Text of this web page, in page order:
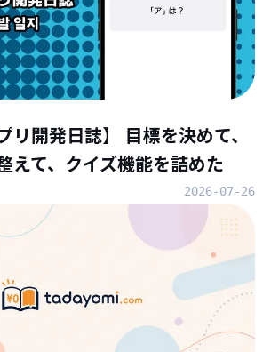
リ開発日誌】 目標を決めて、
えて、クイズ機能を詰めた
2026-07-26